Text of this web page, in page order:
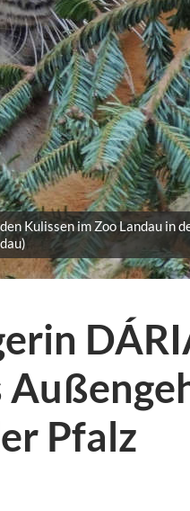
Kulissen im Zoo Landau in
Pfalz